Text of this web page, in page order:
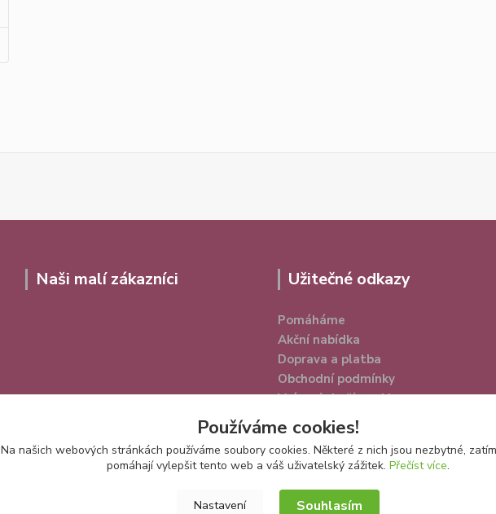
Naši malí zákazníci Užitečné odkazy
Pomáháme
Akční nabídka
Doprava a platba
Obchodní podmínky
Vrácení zboží a reklamace
Ochrana osobních údajů
Používáme cookies!
Na našich webových stránkách používáme soubory cookies. Některé z nich jsou nezbytné,
pomáhají vylepšit tento web a váš uživatelský zážitek. Přečíst více.
Nastavení Souhlasím